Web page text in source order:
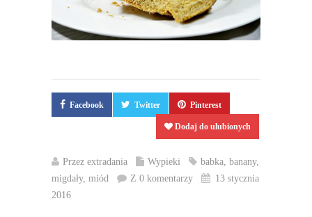
Facebook Twitter Pinterest
Dodaj do ulubionych
Przez extradania Wypieki babka, banany,
migdały, miód Z 0 komentarzy
13 stycznia
2016